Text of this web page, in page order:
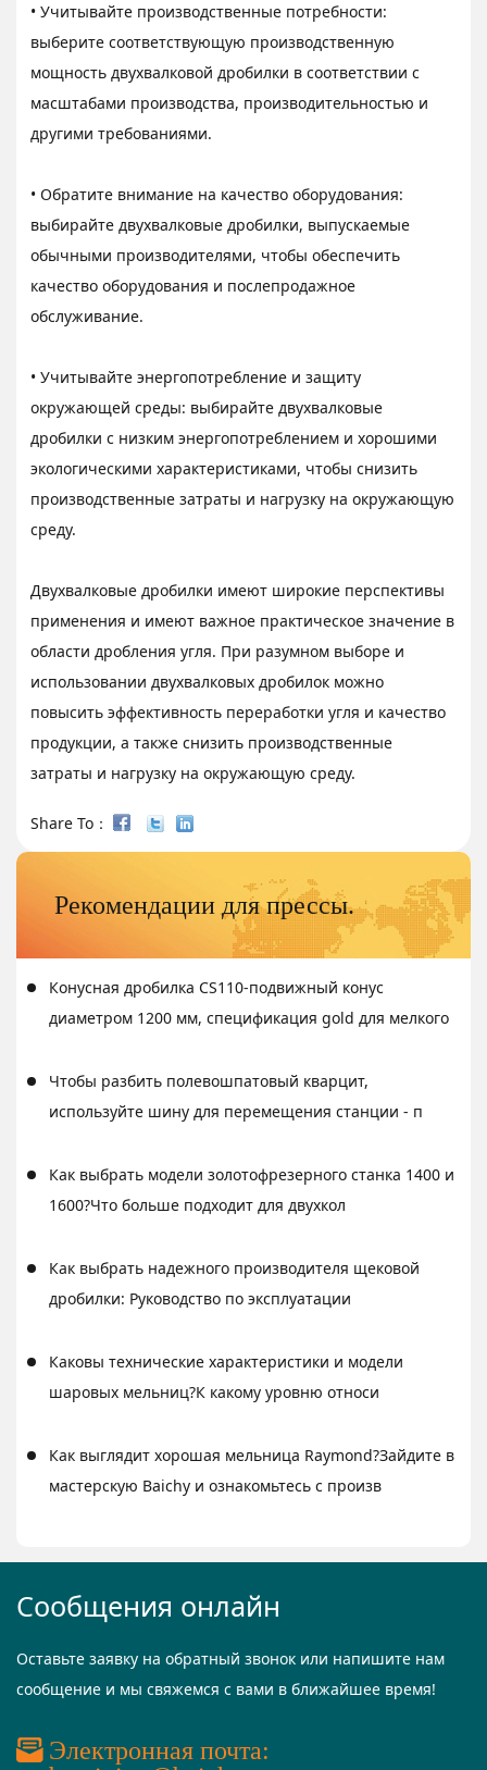
• Учитывайте производственные потребности:
выберите соответствующую производственную
мощность двухвалковой дробилки в соответствии с
масштабами производства, производительностью и
другими требованиями.
• Обратите внимание на качество оборудования:
выбирайте двухвалковые дробилки, выпускаемые
обычными производителями, чтобы обеспечить
качество оборудования и послепродажное
обслуживание.
• Учитывайте энергопотребление и защиту
окружающей среды: выбирайте двухвалковые
дробилки с низким энергопотреблением и хорошими
экологическими характеристиками, чтобы снизить
производственные затраты и нагрузку на окружающую
среду.
Двухвалковые дробилки имеют широкие перспективы
применения и имеют важное практическое значение в
области дробления угля. При разумном выборе и
использовании двухвалковых дробилок можно
повысить эффективность переработки угля и качество
продукции, а также снизить производственные
затраты и нагрузку на окружающую среду.
Share To：
Рекомендации для прессы.
Конусная дробилка CS110-подвижный конус
диаметром 1200 мм, спецификация gold для мелкого
Чтобы разбить полевошпатовый кварцит,
используйте шину для перемещения станции - п
Как выбрать модели золотофрезерного станка 1400 и
1600?Что больше подходит для двухкол
Как выбрать надежного производителя щековой
дробилки: Руководство по эксплуатации
Каковы технические характеристики и модели
шаровых мельниц?К какому уровню относи
Как выглядит хорошая мельница Raymond?Зайдите в
мастерскую Baichy и ознакомьтесь с произв
Сообщения онлайн
Оставьте заявку на обратный звонок или напишите нам
сообщение и мы свяжемся с вами в ближайшее время!
Электронная почта: